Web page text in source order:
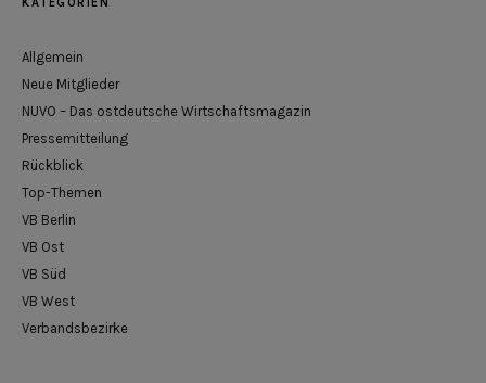
Allgemein
Neue Mitglieder
NUVO – Das ostdeutsche Wirtschaftsmagazin
Pressemitteilung
Rückblick
Top-Themen
VB Berlin
VB Ost
VB Süd
VB West
Verbandsbezirke